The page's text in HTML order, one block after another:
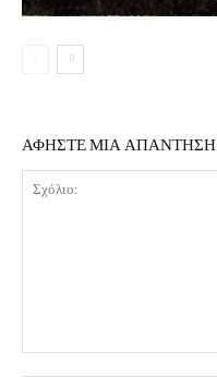
ΑΦΗΣΤΕ ΜΙΑ ΑΠΑΝΤΗΣΗ